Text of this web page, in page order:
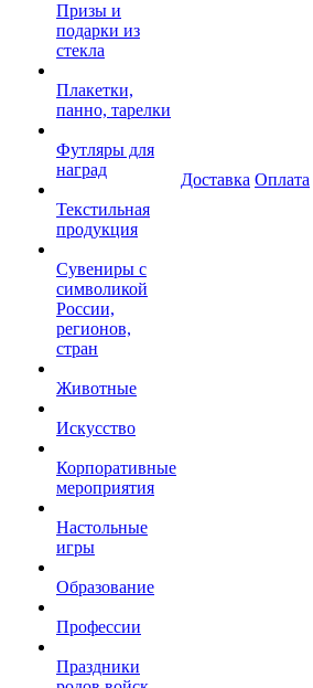
Призы и
подарки из
стекла
Плакетки,
панно, тарелки
Футляры для
наград
Текстильная
продукция
Сувениры с
символикой
России,
регионов,
стран
Животные
Искусство
Корпоративные
мероприятия
Настольные
игры
Образование
Профессии
Праздники
Доставка Оплата